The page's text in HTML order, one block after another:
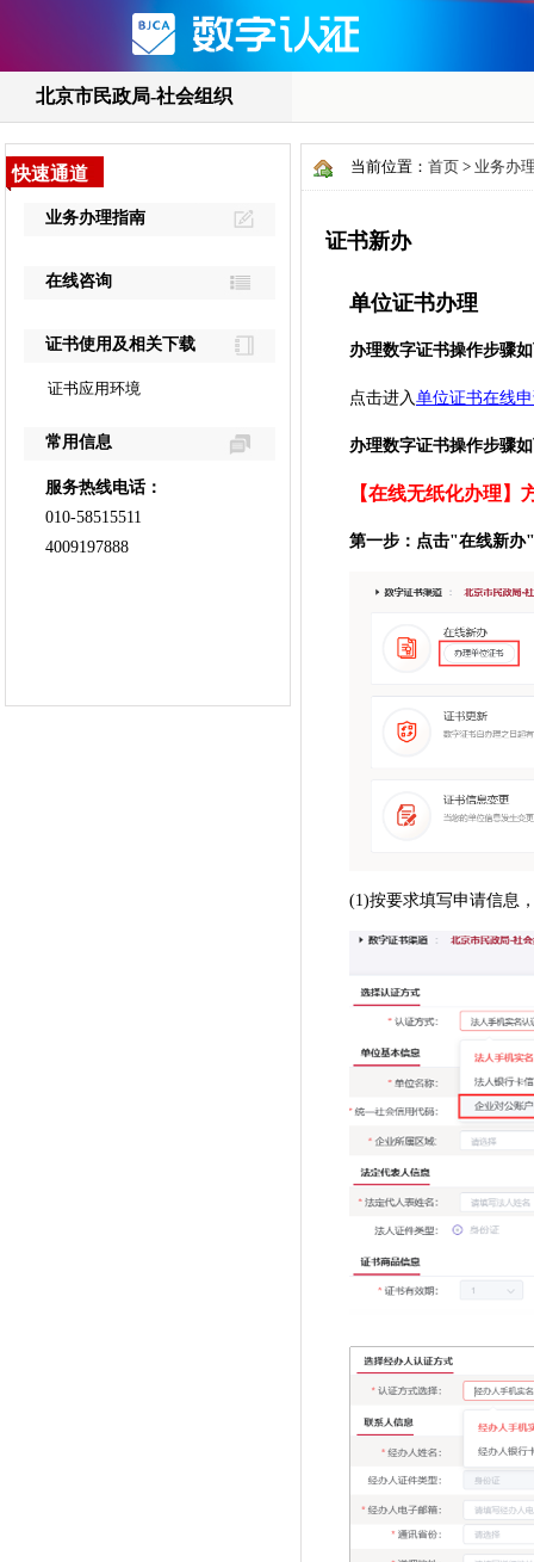
当前位置： 首页 > 业务办
证书新办
单位证书办理
办理数字证书操作步骤
点击进入单位证书在线
办理数字证书操作步骤
【在线无纸化办理】
第一步：点击"在线新
(1)按要求填写申请信息